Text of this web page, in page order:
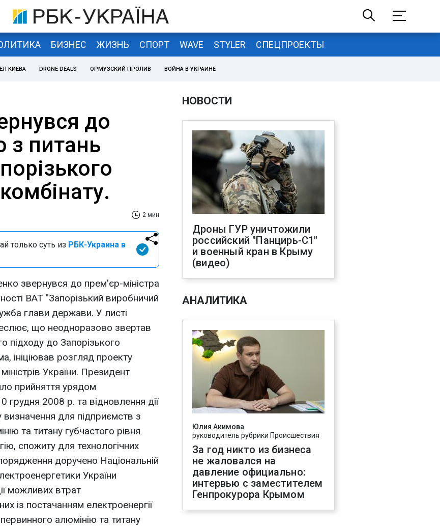
БИЗНЕС ЖИЗНЬ СПОРТ WAVE STYLER СПЕЦПРОЕКТЫ
КИЕВА DRONE DEALS ОРМУЗСКИЙ ПРОЛИВ ВОЙНА В УКРАИНЕ
до
питань
2 мин
только суть из РБК-Украина в
звернувся до прем'єр-міністра
ВАТ "Запорізький виробничий
глави держави. У листі
що неодноразово звертав
підходу до Запорізького
ініціював розгляд проекту
України. Президент
прийняття урядом
2008 р. та відновлення дії
для підприємств з
та титану губчастого рівня
спожиту для технологічних
доручено Національній
України
можливих втрат
із постачанням електроенергії
алюмінію та титану
НОВОСТИ
Дроны ГУР уничтожили
российский "Панцирь-С1"
и военный кран в Крыму
(видео)
АНАЛИТИКА
Юлия Акимова
руководитель рубрики Происшествия
За год никто из бизнеса
не жаловался на
давление официально:
интервью с заместителем
Генпрокурора Крымом